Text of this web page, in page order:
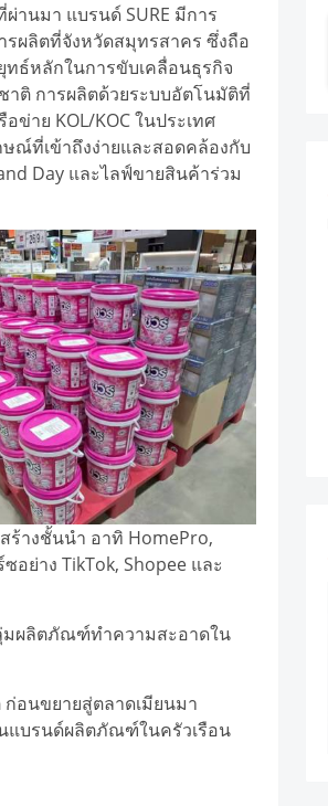
านมา แบรนด์ SURE มีการ
รผลิตที่จังหวัดสมุทรสาคร ซึ่งถือ
ทธ์หลักในการขับเคลื่อนธุรกิจ
ติ การผลิตด้วยระบบอัตโนมัติที่
าย KOL/KOC ในประเทศ
ณ์ที่เข้าถึงง่ายและสอดคล้องกับ
Day และไลฟ์ขายสินค้าร่วม
ร้างชั้นนำ อาทิ HomePro,
อย่าง TikTok, Shopee และ
มผลิตภัณฑ์ทำความสะอาดใน
ก่อนขยายสู่ตลาดเมียนมา
นแบรนด์ผลิตภัณฑ์ในครัวเรือน